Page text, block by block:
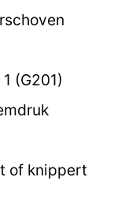
(G201)
of knippert